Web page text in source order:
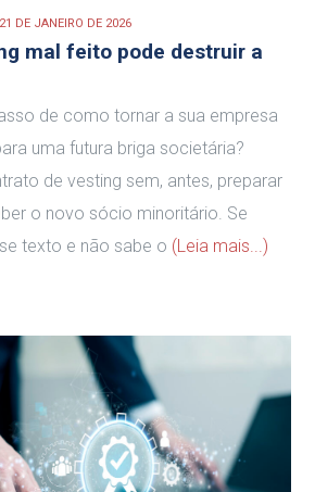
21 DE JANEIRO DE 2026
mal feito pode destruir a
de como tornar a sua empresa
uma futura briga societária?
de vesting sem, antes, preparar
o novo sócio minoritário. Se
texto e não sabe o (Leia mais...)